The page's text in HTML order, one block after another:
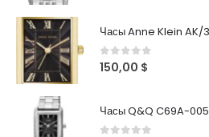
Часы Anne Klein AK/
0out of 5
150,00 $
Часы Q&Q C69A-